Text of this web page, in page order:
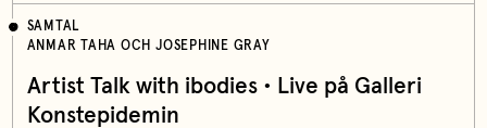
SAMTAL
ANMAR TAHA OCH JOSEPHINE GRAY
Artist Talk with ibodies • Live på Galleri
Konstepidemin